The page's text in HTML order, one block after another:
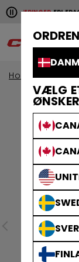
VÆLG
Pause the
LEVERINGERFRI
Hurtige leveringer
Home